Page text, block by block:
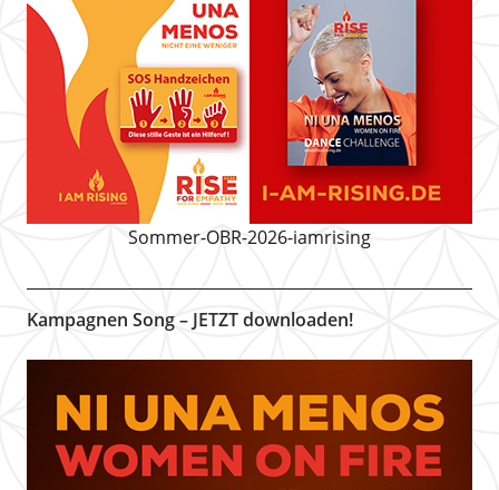
Sommer-OBR-2026-iamrising
Kampagnen Song – JETZT downloaden!